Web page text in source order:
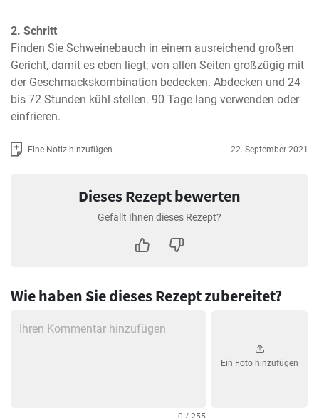
2. Schritt
Finden Sie Schweinebauch in einem ausreichend großen
Gericht, damit es eben liegt; von allen Seiten großzügig mit
der Geschmackskombination bedecken. Abdecken und 24
bis 72 Stunden kühl stellen. 90 Tage lang verwenden oder
einfrieren.
Eine Notiz hinzufügen 22. September 2021
Dieses Rezept bewerten
Gefällt Ihnen dieses Rezept?
Wie haben Sie dieses Rezept zubereitet?
Ein Foto hinzufügen